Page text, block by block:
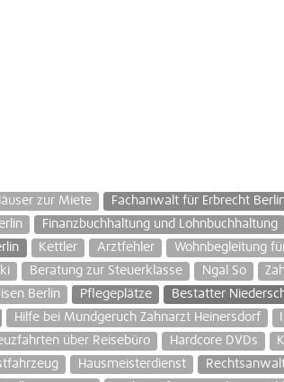
zur Miete Fachanwalt für Erbrecht
Finanzbuchhaltung und Lohnbuchhaltung
Kettler Arztfehler Wohnbegleitung
Beratung zur Steuerklasse Ngal So
Berlin Pflegeplätze Bestatter
Hilfe bei Mundgeruch Zahnarzt Heinersdorf
über Reisebüro Hardcore DVDs
Hausmeisterdienst